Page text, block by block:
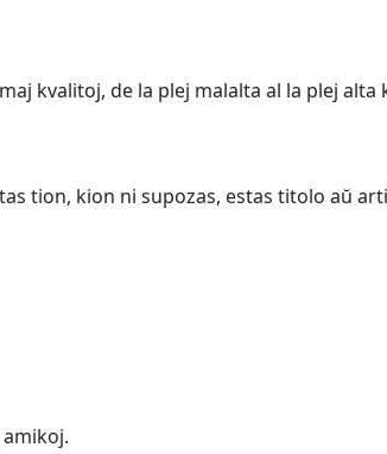
kvalitoj, de la plej malalta al la plej alta
tion, kion ni supozas, estas titolo aŭ